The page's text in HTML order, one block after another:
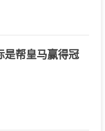
是帮皇马赢得冠